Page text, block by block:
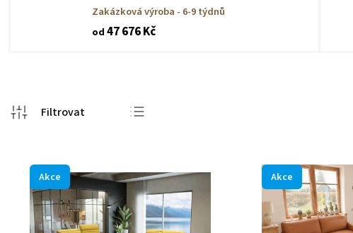
Zakázková výroba - 6-9 týdnů
od 47 676 Kč
Nejdražší
Nejprodávanější
Abecedně
Akce Akce